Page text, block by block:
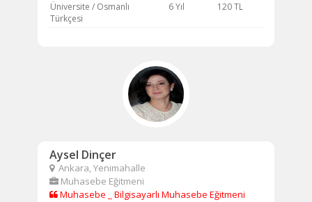
Üniversite / Osmanlı
Türkçesi
6 Yıl 120 TL
Aysel Dinçer
Ankara, Yenimahalle
Muhasebe Eğitmeni
Muhasebe _ Bilgisayarlı Muhasebe Eğitmeni